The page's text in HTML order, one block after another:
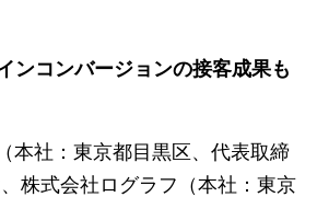
ち資料
ンコンバージョンの接客成果も
本社：東京都目黒区、代表取締
株式会社ログラフ（本社：東京